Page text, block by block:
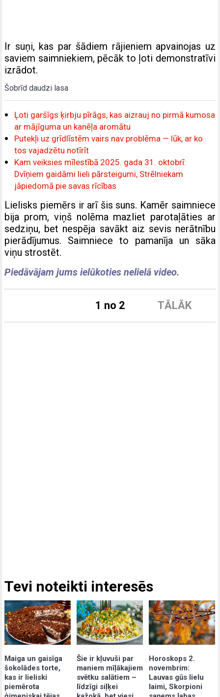
Ir suņi, kas par šādiem rājieniem apvainojas uz
saviem saimniekiem, pēcāk to ļoti demonstratīvi
izrādot.
Šobrīd daudzi lasa
Ļoti garšīgs ķirbju pīrāgs, kas aizrauj no pirmā kumosa
ar mājīguma un kanēļa aromātu
Putekļi uz grīdlīstēm vairs nav problēma — lūk, ar ko
tos vajadzētu notīrīt
Kam veiksies mīlestībā 2025. gada 31. oktobrī:
Dvīņiem gaidāmi lieli pārsteigumi, Strēlniekam
jāpiedomā pie savas rīcības
Lielisks piemērs ir arī šis suns. Kamēr saimniece
bija prom, viņš nolēma mazliet parotaļāties ar
sedziņu, bet nespēja savākt aiz sevis nerātnību
pierādījumus. Saimniece to pamanīja un sāka
viņu strostēt.
Piedāvājam jums ielūkoties nelielā video.
TĀLĀK
1 no 2
Tevi noteikti interesēs
Maiga un gaisīga
šokolādes torte,
kas ir lieliski
piemērota
Šie ir kļuvuši par
maniem mīļākajiem
svētku salātiem –
līdzīgi siļķei
Horoskops 2.
novembrim:
Lauvas gūs lielu
laimi, Skorpioni